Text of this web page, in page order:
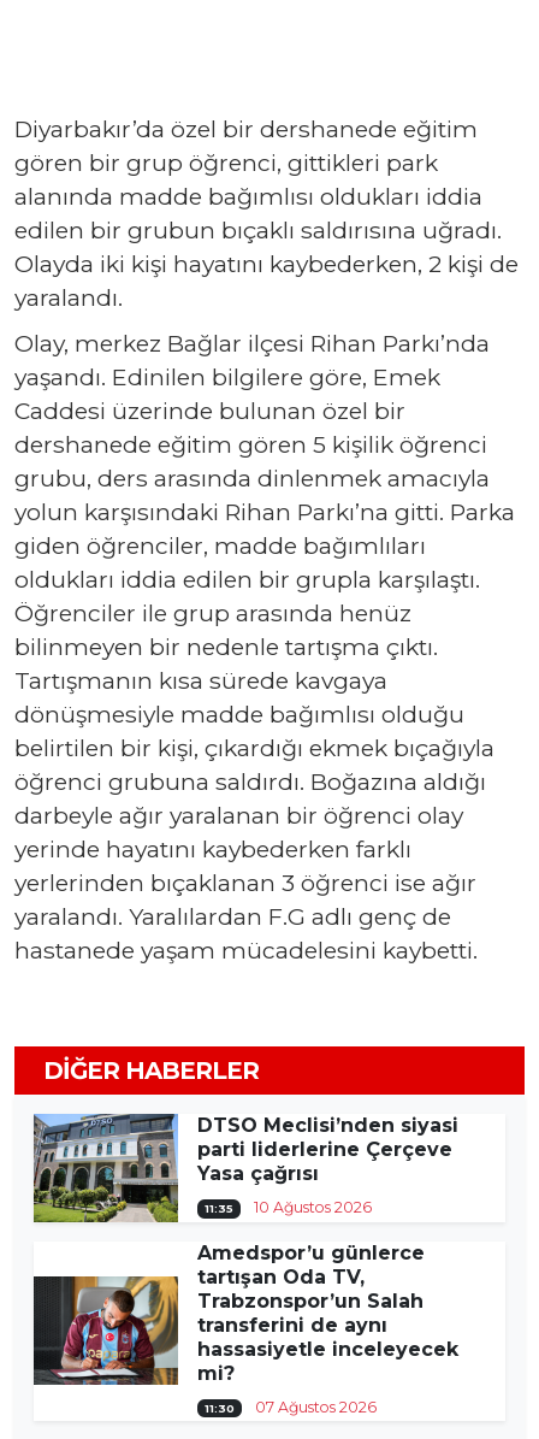
Diyarbakır’da özel bir dershanede eğitim
gören bir grup öğrenci, gittikleri park
alanında madde bağımlısı oldukları iddia
edilen bir grubun bıçaklı saldırısına uğradı.
Olayda iki kişi hayatını kaybederken, 2 kişi de
yaralandı.
Olay, merkez Bağlar ilçesi Rihan Parkı’nda
yaşandı. Edinilen bilgilere göre, Emek
Caddesi üzerinde bulunan özel bir
dershanede eğitim gören 5 kişilik öğrenci
grubu, ders arasında dinlenmek amacıyla
yolun karşısındaki Rihan Parkı’na gitti. Parka
giden öğrenciler, madde bağımlıları
oldukları iddia edilen bir grupla karşılaştı.
Öğrenciler ile grup arasında henüz
bilinmeyen bir nedenle tartışma çıktı.
Tartışmanın kısa sürede kavgaya
dönüşmesiyle madde bağımlısı olduğu
belirtilen bir kişi, çıkardığı ekmek bıçağıyla
öğrenci grubuna saldırdı. Boğazına aldığı
darbeyle ağır yaralanan bir öğrenci olay
yerinde hayatını kaybederken farklı
yerlerinden bıçaklanan 3 öğrenci ise ağır
yaralandı. Yaralılardan F.G adlı genç de
hastanede yaşam mücadelesini kaybetti.
DIĞER HABERLER
DTSO Meclisi’nden siyasi
parti liderlerine Çerçeve
Yasa çağrısı
11:35 10 Ağustos 2026
Amedspor’u günlerce
tartışan Oda TV,
Trabzonspor’un Salah
transferini de aynı
hassasiyetle inceleyecek
mi?
11:30 07 Ağustos 2026